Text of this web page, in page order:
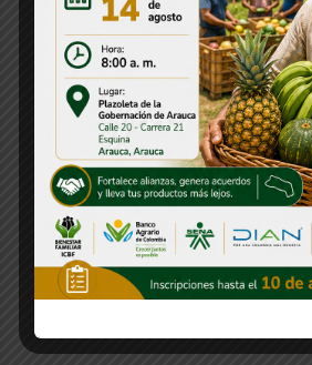
30 julio, 2026
Gestión del gobierno
permite avanzar en la
puente sobre Caño Negro
30 julio, 2026